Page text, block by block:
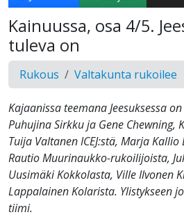
Kainuussa, osa 4/5.
tuleva on
Rukous Valtakunta rukoilee
Kajaanissa teemana Jeesuksessa
Puhujina Sirkku ja Gene Chewning,
Tuija Valtanen ICEJ:stä, Marja
Rautio Muurinaukko-rukoilijoista,
Uusimäki Kokkolasta, Ville Ilvonen
Lappalainen Kolarista. Ylistykseen
tiimi.